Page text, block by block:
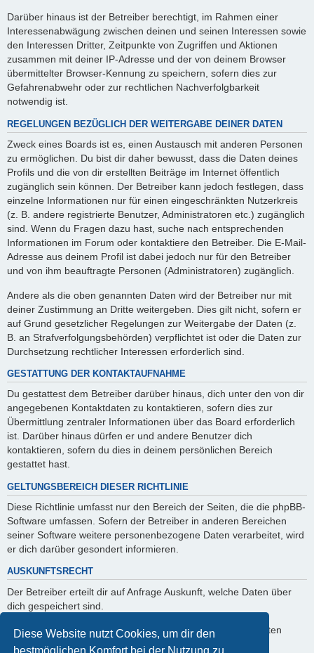
Diese Website nutzt Cookies, um dir den
bestmöglichen Komfort bei der Nutzung zu
Darüber hinaus ist der Betreiber berechtigt, im Rahmen einer
Interessenabwägung zwischen deinen und seinen Interessen sowie
den Interessen Dritter, Zeitpunkte von Zugriffen und Aktionen
zusammen mit deiner IP-Adresse und der von deinem Browser
übermittelter Browser-Kennung zu speichern, sofern dies zur
Gefahrenabwehr oder zur rechtlichen Nachverfolgbarkeit
notwendig ist.
REGELUNGEN BEZÜGLICH DER WEITERGABE DEINER DATEN
Zweck eines Boards ist es, einen Austausch mit anderen Personen
zu ermöglichen. Du bist dir daher bewusst, dass die Daten deines
Profils und die von dir erstellten Beiträge im Internet öffentlich
zugänglich sein können. Der Betreiber kann jedoch festlegen, dass
einzelne Informationen nur für einen eingeschränkten Nutzerkreis
(z. B. andere registrierte Benutzer, Administratoren etc.) zugänglich
sind. Wenn du Fragen dazu hast, suche nach entsprechenden
Informationen im Forum oder kontaktiere den Betreiber. Die E-Mail-
Adresse aus deinem Profil ist dabei jedoch nur für den Betreiber
und von ihm beauftragte Personen (Administratoren) zugänglich.
Andere als die oben genannten Daten wird der Betreiber nur mit
deiner Zustimmung an Dritte weitergeben. Dies gilt nicht, sofern er
auf Grund gesetzlicher Regelungen zur Weitergabe der Daten (z.
B. an Strafverfolgungsbehörden) verpflichtet ist oder die Daten zur
Durchsetzung rechtlicher Interessen erforderlich sind.
GESTATTUNG DER KONTAKTAUFNAHME
Du gestattest dem Betreiber darüber hinaus, dich unter den von dir
angegebenen Kontaktdaten zu kontaktieren, sofern dies zur
Übermittlung zentraler Informationen über das Board erforderlich
ist. Darüber hinaus dürfen er und andere Benutzer dich
kontaktieren, sofern du dies in deinem persönlichen Bereich
gestattet hast.
GELTUNGSBEREICH DIESER RICHTLINIE
Diese Richtlinie umfasst nur den Bereich der Seiten, die die phpBB-
Software umfassen. Sofern der Betreiber in anderen Bereichen
seiner Software weitere personenbezogene Daten verarbeitet, wird
er dich darüber gesondert informieren.
AUSKUNFTSRECHT
Der Betreiber erteilt dir auf Anfrage Auskunft, welche Daten über
dich gespeichert sind.
Du kannst jederzeit die Löschung bzw. Sperrung deiner Daten
verlangen. Kontaktiere hierzu bitte den Betreiber.